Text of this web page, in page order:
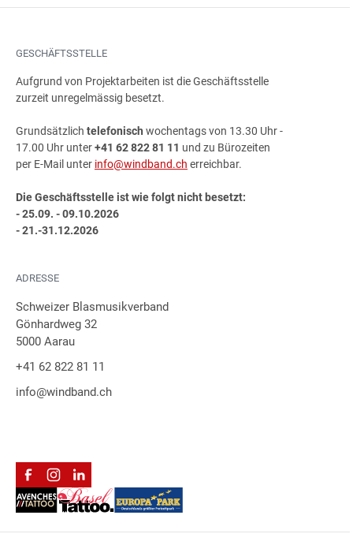
GESCHÄFTSSTELLE
Aufgrund von Projektarbeiten ist die Geschäftsstelle
zurzeit unregelmässig besetzt.
Grundsätzlich telefonisch wochentags von 13.30 Uhr -
17.00 Uhr unter+41 62 822 81 11 und zu Bürozeiten
per E-Mail unter info@windband.ch erreichbar.
Die Geschäftsstelle ist wie folgt nicht besetzt:
- 25.09. - 09.10.2026
- 21.-31.12.2026
ADRESSE
Schweizer Blasmusikverband
Gönhardweg 32
5000 Aarau
+41 62 822 81 11
info@windband.ch